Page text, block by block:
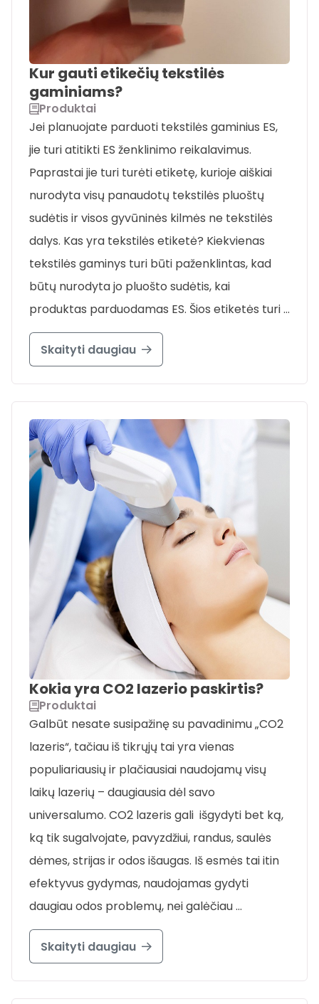
Kur gauti etikečių tekstilės
gaminiams?
Produktai
Jei planuojate parduoti tekstilės gaminius ES,
jie turi atitikti ES ženklinimo reikalavimus.
Paprastai jie turi turėti etiketę, kurioje aiškiai
nurodyta visų panaudotų tekstilės pluoštų
sudėtis ir visos gyvūninės kilmės ne tekstilės
dalys. Kas yra tekstilės etiketė? Kiekvienas
tekstilės gaminys turi būti paženklintas, kad
būtų nurodyta jo pluošto sudėtis, kai
produktas parduodamas ES. Šios etiketės turi …
Skaityti daugiau
Kokia yra CO2 lazerio paskirtis?
Produktai
Galbūt nesate susipažinę su pavadinimu „CO2
lazeris“, tačiau iš tikrųjų tai yra vienas
populiariausių ir plačiausiai naudojamų visų
laikų lazerių – daugiausia dėl savo
universalumo. CO2 lazeris gali išgydyti bet ką,
ką tik sugalvojate, pavyzdžiui, randus, saulės
dėmes, strijas ir odos išaugas. Iš esmės tai itin
efektyvus gydymas, naudojamas gydyti
daugiau odos problemų, nei galėčiau …
Skaityti daugiau